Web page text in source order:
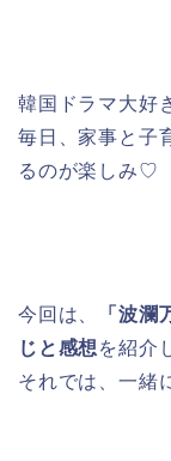
韓国ドラマ大好
毎日、家事と子
るのが楽しみ♡
今回は、
「波
じと感想 を紹介
それでは、一緒